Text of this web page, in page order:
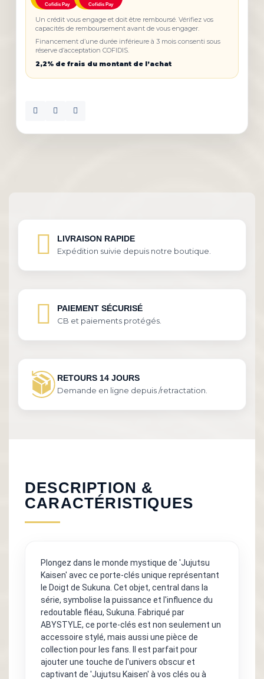
Cofidis Pay Cofidis Pay
Un crédit vous engage et doit être remboursé. Vérifiez vos
capacités de remboursement avant de vous engager.
Financement d’une durée inférieure à 3 mois consenti sous
réserve d’acceptation COFIDIS.
2,2% de frais du montant de l’achat
LIVRAISON RAPIDE
Expédition suivie depuis notre boutique.
PAIEMENT SÉCURISÉ
CB et paiements protégés.
RETOURS 14 JOURS
Demande en ligne depuis /retractation.
DESCRIPTION &
CARACTÉRISTIQUES
Plongez dans le monde mystique de 'Jujutsu
Kaisen' avec ce porte-clés unique représentant
le Doigt de Sukuna. Cet objet, central dans la
série, symbolise la puissance et l'influence du
redoutable fléau, Sukuna. Fabriqué par
ABYSTYLE, ce porte-clés est non seulement un
accessoire stylé, mais aussi une pièce de
collection pour les fans. Il est parfait pour
ajouter une touche de l'univers obscur et
captivant de 'Jujutsu Kaisen' à vos clés ou à